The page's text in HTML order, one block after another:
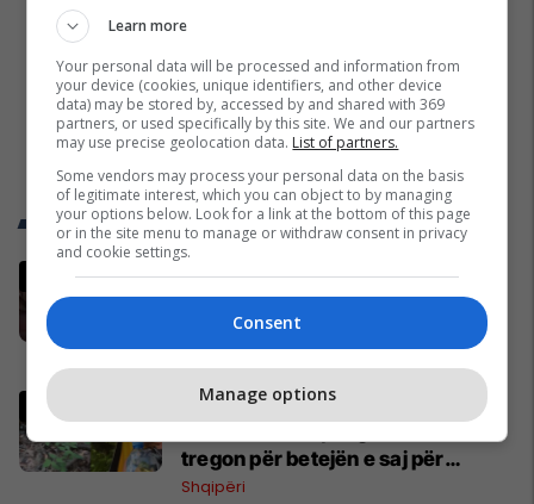
Trend Telegrafi
Policia jep detaje për vrasjen në
Ferizaj - viktima një 32 vjeçar, dy
persona ndalohen për 48 orë
Kafshohet nga nepërka në
tregon për betejën e saj për
mbijetesë
Shqipëri
Learn more
Your personal data will be processed and information from
your device (cookies, unique identifiers, and other device
data) may be stored by, accessed by and shared with 369
partners, or used specifically by this site. We and our partners
may use precise geolocation data. List of partners.
Some vendors may process your personal data on the basis
of legitimate interest, which you can object to by managing
your options below. Look for a link at the bottom of this page
or in the site menu to manage or withdraw consent in privacy
and cookie settings.
Consent
Manage options